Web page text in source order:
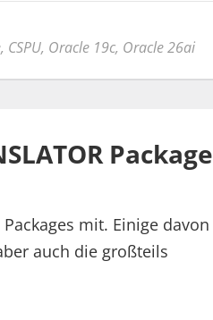
, CSPU, Oracle 19c, Oracle 26ai
Package
mit. Einige davon
auch die großteils